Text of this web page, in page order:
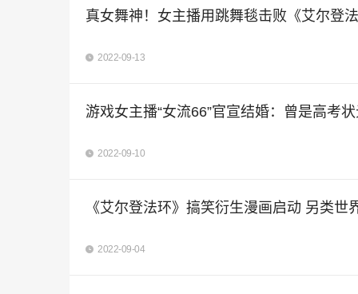
真女舞神！女主播用跳舞毯击败《艾尔登
2022-09-13
游戏女主播“女流66”官宣结婚：曾是高考
2022-09-10
《艾尔登法环》搞笑衍生漫画启动 另类世
2022-09-04